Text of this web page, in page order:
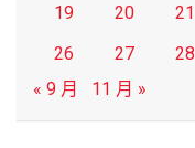
19
20 21
26
27 28
« 9 月
11 月 »